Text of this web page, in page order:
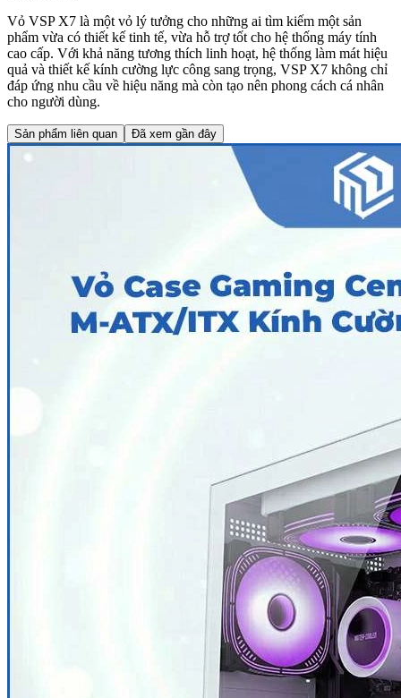
Vỏ VSP X7 là một vỏ lý tưởng cho những ai tìm kiếm một sản
phẩm vừa có thiết kế tinh tế, vừa hỗ trợ tốt cho hệ thống máy tính
cao cấp. Với khả năng tương thích linh hoạt, hệ thống làm mát hiệu
quả và thiết kế kính cường lực công sang trọng, VSP X7 không chỉ
đáp ứng nhu cầu về hiệu năng mà còn tạo nên phong cách cá nhân
cho người dùng.
Sản phẩm liên quan Đã xem gần đây